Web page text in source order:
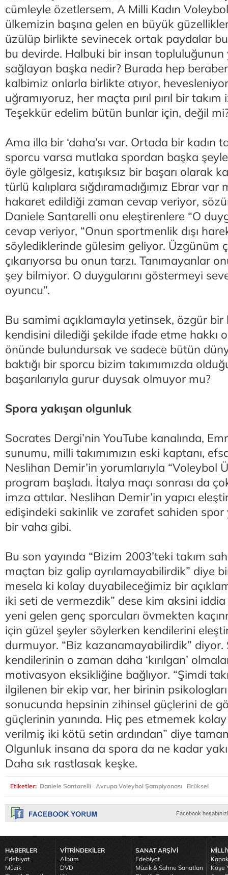
cümleyle özetlersem, A Milli Kadın
ülkemizin başına gelen en büyük
üzülüp birlikte sevinecek ortak paydalar
bu devirde. Halbuki bir insan topluluğunun
sağlayan başka nedir? Burada hep
kalbimiz onlarla birlikte atıyor,
uğramıyoruz, her maçta pırıl pırıl bir
Teşekkür edelim bütün bunlar için, değil
Ama illa bir ‘daha’sı var. Ortada bir kadın
sporcu varsa mutlaka spordan başka
öyle gölgesiz, katışıksız bir başarı olarak
türlü kalıplara sığdıramadığımız Ebrar var
hakaret edildiği zaman cevap veriyor,
Daniele Santarelli onu eleştirenlere “O
cevap veriyor, “Onun sportmenlik dışı
söylediklerinde gülesim geliyor. Üzgünüm
çıkarıyorsa bu onun tarzı. Tanımayanlar
şey bilmiyor. O duygularını göstermeyi
oyuncu”.
Bu samimi açıklamayla yetinsek, özgür
kendisini dilediği şekilde ifade etme hakkı
önünde bulundursak ve sadece bütün
baktığı bir sporcu bizim takımımızda
başarılarıyla gurur duysak olmuyor mu?
Spora yakışan olgunluk
Socrates Dergi’nin YouTube kanalında,
sunumu, milli takımımızın eski kaptanı,
Neslihan Demir’in yorumlarıyla “Voleybol
program başladı. İtalya maçı sonrası da
imza attılar. Neslihan Demir’in yapıcı
edişindeki sakinlik ve zarafet sahiden
bir vaha gibi.
Bu son yayında “Bizim 2003’teki takım
maçtan biz galip ayrılamayabilirdik” diye
mesela ki kolay duyabileceğimiz bir
iki seti de vermezdik” dese kim aksini iddia
yeni gelen genç sporcuları övmekten
için güzel şeyler söylerken kendilerini
durmuyor. “Biz kazanamayabilirdik” diyor.
kendilerinin o zaman daha ‘kırılgan’
motivasyon eksikliğine bağlıyor. “Şimdi
ilgilenen bir ekip var, her birinin
sonucunda hepsinin zihinsel güçlerini de
güçlerinin yanında. Hiç pes etmemek
verilmiş iki kötü setin ardından” diye
Olgunluk insana da spora da ne kadar
Daha sık rastlasak keşke.
Etiketler: Daniele Santarelli Avrupa Voleybol Şampiyonası Brüksel
HABERLER
Edebiyat
Müzik
VİTRİNDEKİLER
Albüm
DVD
SANAT ARŞİVİ
Edebiyat
Müzik & Sahne Sanatları
Köşe